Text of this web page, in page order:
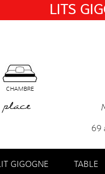
CHAMBRE
69
GIGOGNE TABLE
LITS